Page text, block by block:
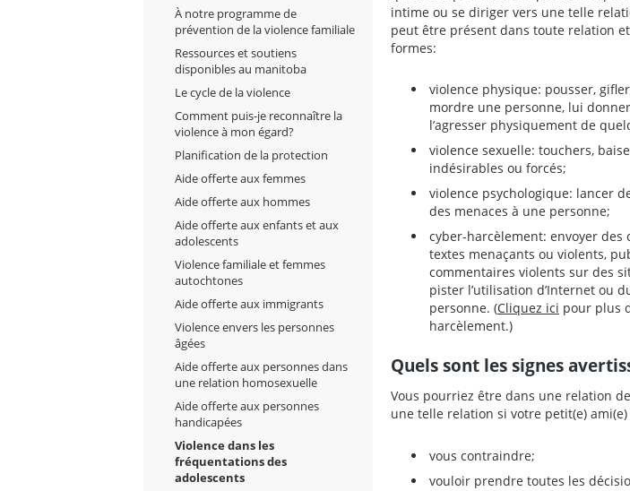
intime ou se diriger vers une telle
peut être présent dans toute relation
formes:
violence physique: pousser,
mordre une personne, lui
l’agresser physiquement de
violence sexuelle: touchers,
indésirables ou forcés;
violence psychologique: lancer
des menaces à une personne;
cyber-harcèlement: envoyer des
textes menaçants ou violents,
commentaires violents sur des
pister l’utilisation d’Internet ou
personne. (Cliquez ici pour plus
harcèlement.)
Quels sont les signes
Vous pourriez être dans une relation
une telle relation si votre petit(e)
vous contraindre;
vouloir prendre toutes les
À notre programme de
prévention de la violence familiale
Ressources et soutiens
disponibles au manitoba
Le cycle de la violence
Comment puis-je reconnaître la
violence à mon égard?
Planification de la protection
Aide offerte aux femmes
Aide offerte aux hommes
Aide offerte aux enfants et aux
adolescents
Violence familiale et femmes
autochtones
Aide offerte aux immigrants
Violence envers les personnes
âgées
Aide offerte aux personnes dans
une relation homosexuelle
Aide offerte aux personnes
handicapées
Violence dans les
fréquentations des
adolescents